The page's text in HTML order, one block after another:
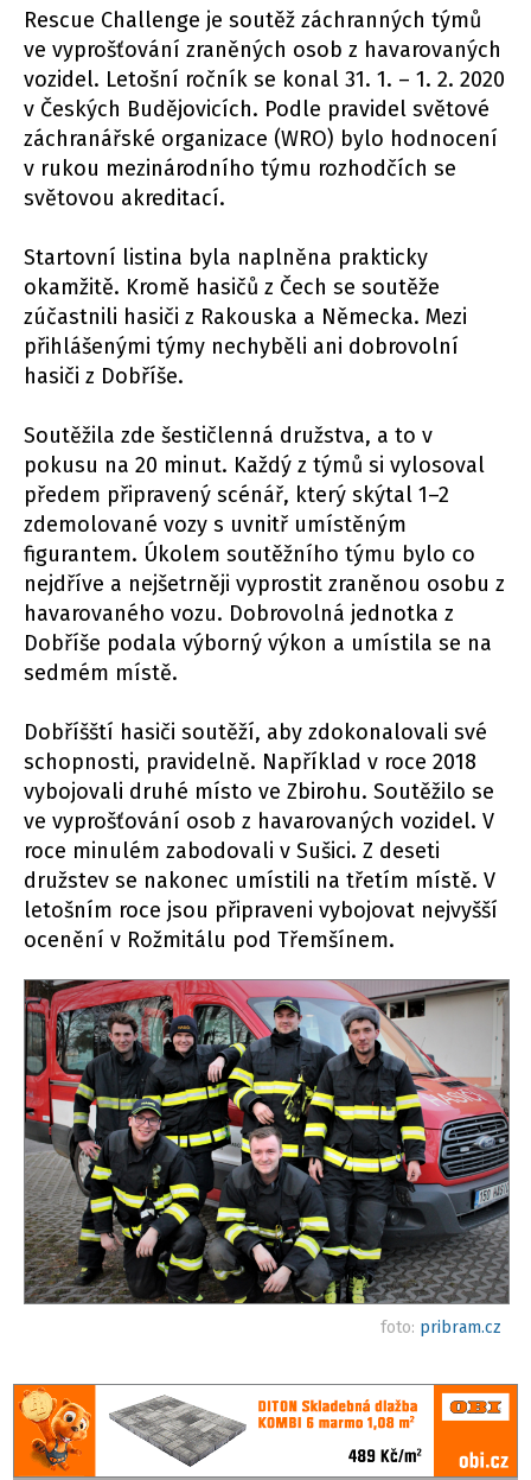
Rescue Challenge je soutěž záchranných týmů
ve vyprošťování zraněných osob z havarovaných
vozidel. Letošní ročník se konal 31. 1. – 1. 2. 2020
v Českých Budějovicích. Podle pravidel světové
záchranářské organizace (WRO) bylo hodnocení
v rukou mezinárodního týmu rozhodčích se
světovou akreditací.
Startovní listina byla naplněna prakticky
okamžitě. Kromě hasičů z Čech se soutěže
zúčastnili hasiči z Rakouska a Německa. Mezi
přihlášenými týmy nechyběli ani dobrovolní
hasiči z Dobříše.
Soutěžila zde šestičlenná družstva, a to v
pokusu na 20 minut. Každý z týmů si vylosoval
předem připravený scénář, který skýtal 1–2
zdemolované vozy s uvnitř umístěným
figurantem. Úkolem soutěžního týmu bylo co
nejdříve a nejšetrněji vyprostit zraněnou osobu z
havarovaného vo­zu. Dobrovolná jednotka z
Dobříše podala výborný výkon a umístila se na
sedmém místě.
Dobříšští hasiči soutěží, aby zdokonalovali své
schopnosti, pravidelně. Například v roce 2018
vybojovali druhé místo ve Zbirohu. Soutěžilo se
ve vyprošťování osob z havarovaných vozidel. V
roce minulém zabodovali v Sušici. Z deseti
družstev se nakonec umístili na třetím místě. V
letošním roce jsou připraveni vybojovat nejvyšší
ocenění v Rožmitálu pod Třemšínem.
foto: pribram.cz